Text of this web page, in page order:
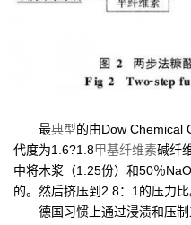
最典型的由Dow Chemical
代度为1.6?1.8甲基纤维素碱纤
中将木浆（1.25份）和50％
的。然后挤压到2.8：1的压力比
德国习惯上通过浸渍和压制